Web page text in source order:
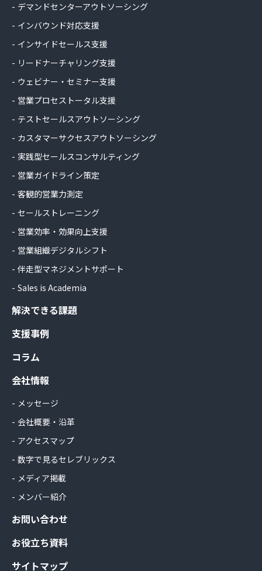
デマンドセンターアウトソーシング
インバウンド対応支援
インサイドセールス支援
リードナーチャリング支援
ウェビナー・セミナー支援
営業プロセストータル支援
テストセールスアウトソーシング
カスタマーサクセスアウトソーシング
実践型セールスコンサルティング
営業ガイドライン策定
客観的営業力測定
セールストレーニング
営業効率・効果向上支援
営業組織デジタルシフト
伴走型マネジメントサポート
Sales is Academia
解決できる課題
支援事例
コラム
会社情報
メッセージ
会社概要・沿革
アクセスマップ
数字で見るセレブリックス
メディア掲載
メンバー紹介
お問い合わせ
お役立ち資料
サイトマップ